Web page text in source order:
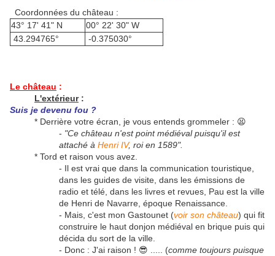
Coordonnées du château :
43° 17' 41" N
00° 22' 30" W
43.294765°
-0.375030°
Le château :
L'extérieur:
Suis je devenu fou ?
* Derrière votre écran, je vous entends grommeler : 😫
- "Ce château n'est point médiéval puisqu'il est
attaché à Henri IV, roi en 1589".
* Tord et raison vous avez.
- Il est vrai que dans la communication touristique,
dans les guides de visite, dans les émissions de
radio et télé, dans les livres et revues, Pau est la ville
de Henri de Navarre, époque Renaissance.
- Mais, c'est mon Gastounet (voir son château) qui fit
construire le haut donjon médiéval en brique puis qui
décida du sort de la ville.
- Donc : J'ai raison ! 😎 ..... (comme toujours puisque